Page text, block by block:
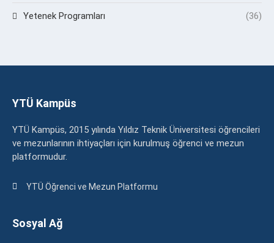
Yetenek Programları (36)
YTÜ Kampüs
YTÜ Kampüs, 2015 yılında Yıldız Teknik Üniversitesi öğrencileri
ve mezunlarının ihtiyaçları için kurulmuş öğrenci ve mezun
platformudur.
YTÜ Öğrenci ve Mezun Platformu
Sosyal Ağ